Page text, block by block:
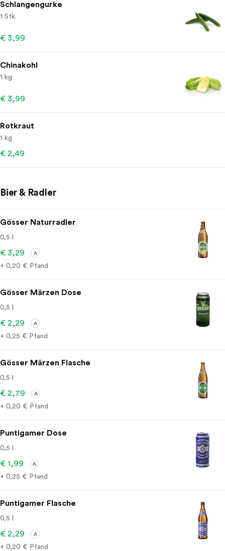
Schlangengurke
1 Stk.
€ 3,99
Chinakohl
1 kg
€ 3,99
Rotkraut
1 kg
€ 2,49
Bier & Radler
Gösser Naturradler
0,5 l
€ 3,29 A
+ 0,20 € Pfand
Gösser Märzen Dose
0,5 l
€ 2,29 A
+ 0,25 € Pfand
Gösser Märzen Flasche
0,5 l
€ 2,79 A
+ 0,20 € Pfand
Puntigamer Dose
0,5 l
€ 1,99 A
+ 0,25 € Pfand
Puntigamer Flasche
0,5 l
€ 2,29 A
+ 0,20 € Pfand